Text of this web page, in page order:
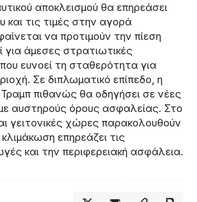
αποκλεισμού θα επηρεάσει
και τις τιμές στην αγορά
να προτιμούν την πίεση
άμεσες στρατιωτικές
ευνοεί τη σταθερότητα για
Σε διπλωματικό επίπεδο, η
πιθανώς θα οδηγήσει σε νέες
αυστηρούς όρους ασφαλείας. Στο
γειτονικές χώρες παρακολουθούν
επηρεάζει τις
και την περιφερειακή ασφάλεια.